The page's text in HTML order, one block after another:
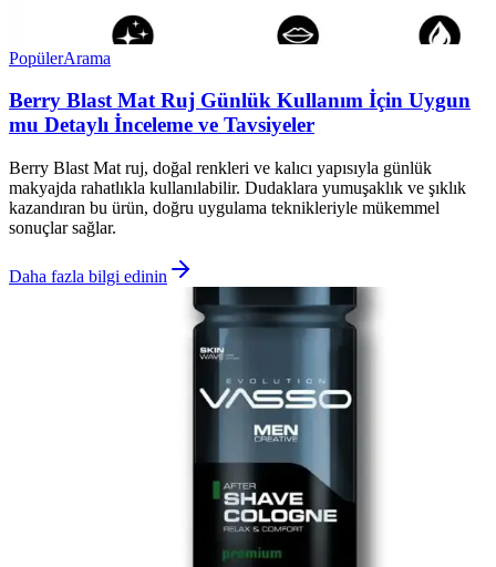
PopülerArama
Berry Blast Mat Ruj Günlük Kullanım İçin Uygun
mu Detaylı İnceleme ve Tavsiyeler
Berry Blast Mat ruj, doğal renkleri ve kalıcı yapısıyla günlük
makyajda rahatlıkla kullanılabilir. Dudaklara yumuşaklık ve şıklık
kazandıran bu ürün, doğru uygulama teknikleriyle mükemmel
sonuçlar sağlar.
Daha fazla bilgi edinin